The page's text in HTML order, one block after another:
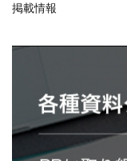
掲載情報